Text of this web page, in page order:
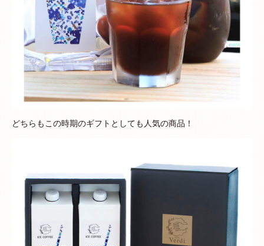
どちらもこの時期のギフトとしても人気の商品！